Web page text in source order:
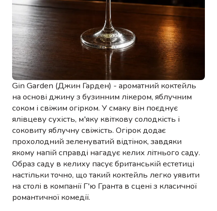
Gin Garden (Джин Гарден) - ароматний коктейль
на основі джину з бузинним лікером, яблучним
соком і свіжим огірком. У смаку він поєднує
ялівцеву сухість, м'яку квіткову солодкість і
соковиту яблучну свіжість. Огірок додає
прохолодний зеленуватий відтінок, завдяки
якому напій справді нагадує келих літнього саду.
Образ саду в келиху пасує британській естетиці
настільки точно, що такий коктейль легко уявити
на столі в компанії Г'ю Гранта в сцені з класичної
романтичної комедії.